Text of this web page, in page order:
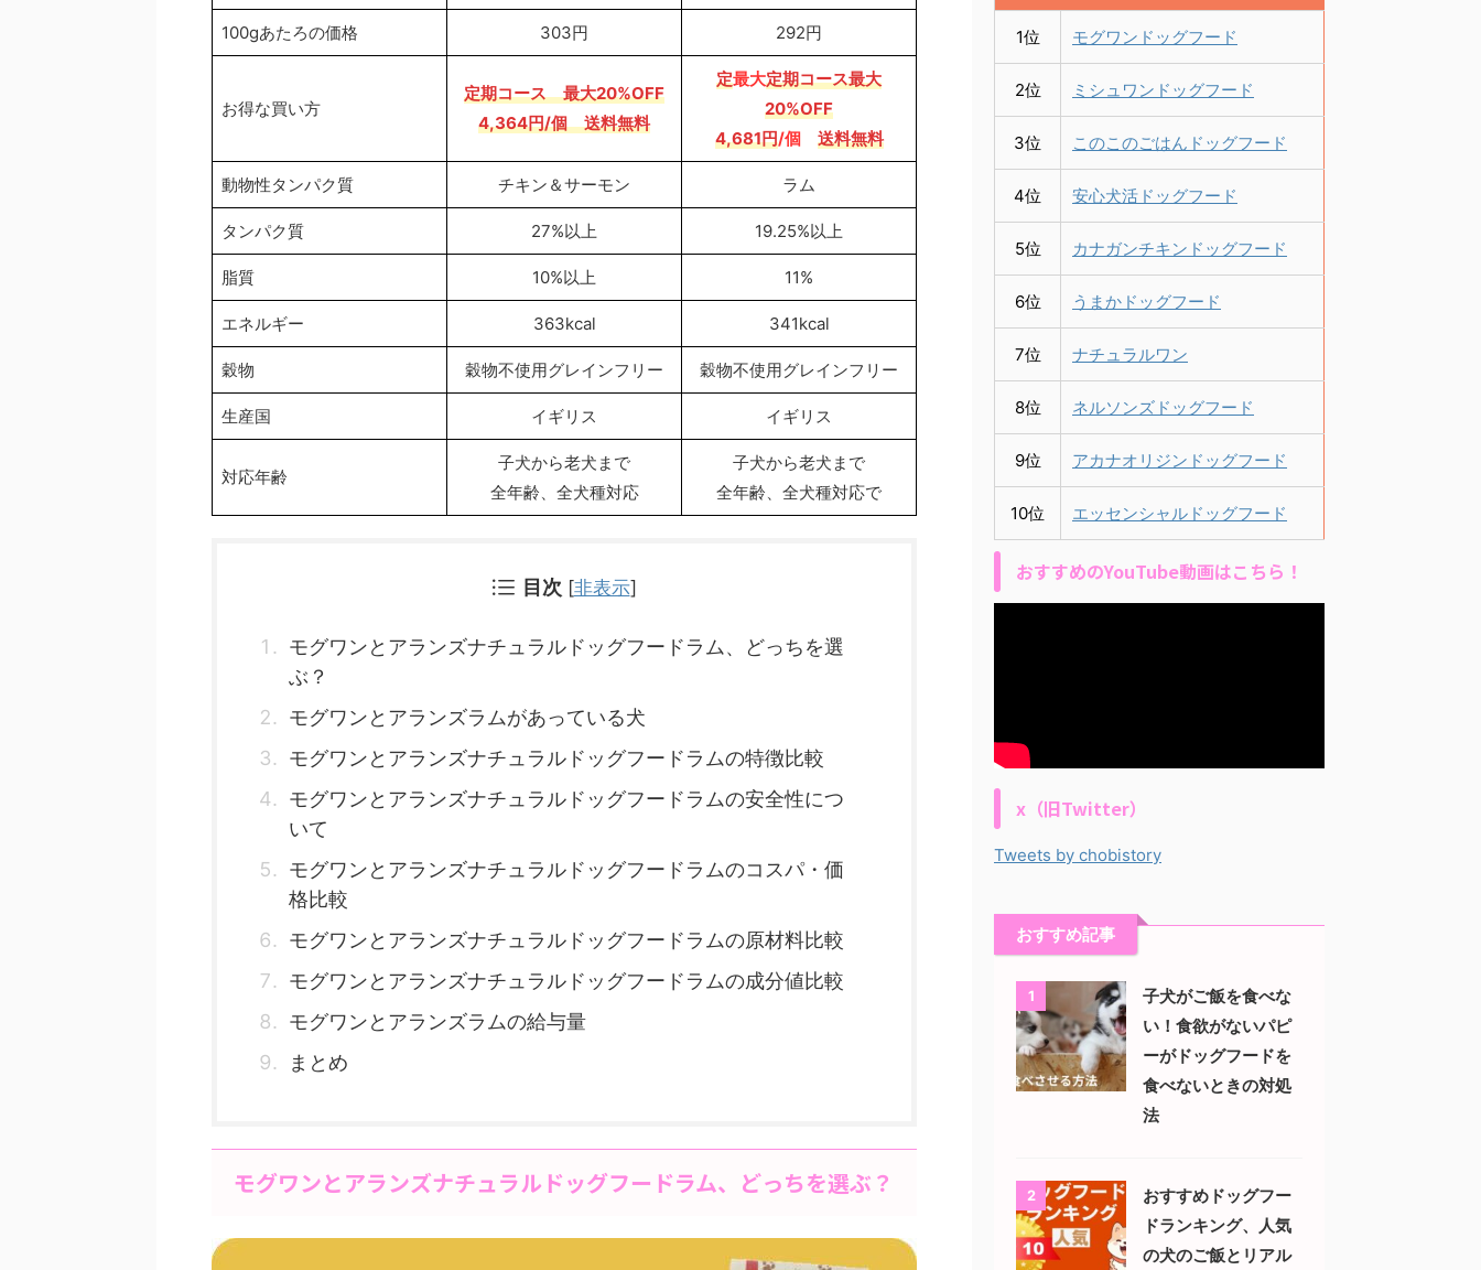
100gあたろの価格 303円 292円
お得な買い方
定期コース最大20%OFF
4,364円/個 送料無料
定最大定期コース最大
20%OFF
4,681円/個 送料無料
動物性タンパク質 チキン＆サーモン ラム
タンパク質 27%以上 19.25%以上
脂質 10%以上 11%
エネルギー 363kcal 341kcal
穀物 穀物不使用グレインフリー 穀物不使用グレインフリー
生産国 イギリス イギリス
対応年齢
子犬から老犬まで
全年齢、全犬種対応
子犬から老犬まで
全年齢、全犬種対応で
目次 [非表示]
モグワンとアランズナチュラルドッグフードラム、どっちを選
ぶ？
モグワンとアランズラムがあっている犬
モグワンとアランズナチュラルドッグフードラムの特徴比較
モグワンとアランズナチュラルドッグフードラムの安全性につ
いて
モグワンとアランズナチュラルドッグフードラムのコスパ・価
格比較
モグワンとアランズナチュラルドッグフードラムの原材料比較
モグワンとアランズナチュラルドッグフードラムの成分値比較
モグワンとアランズラムの給与量
まとめ
モグワンとアランズナチュラルドッグフードラム、どっちを選ぶ？
1位 モグワンドッグフード
2位 ミシュワンドッグフード
3位 このこのごはんドッグフード
4位 安心犬活ドッグフード
5位 カナガンチキンドッグフード
6位 うまかドッグフード
7位 ナチュラルワン
8位 ネルソンズドッグフード
9位 アカナオリジンドッグフード
10位 エッセンシャルドッグフード
おすすめのYouTube動画はこちら！
x（旧Twitter）
Tweets by chobistory
おすすめ記事
1
子犬がご飯を食べな
い！食欲がないパピ
ーがドッグフードを
食べないときの対処
法
2
おすすめドッグフー
ドランキング、人気
の犬のご飯とリアル